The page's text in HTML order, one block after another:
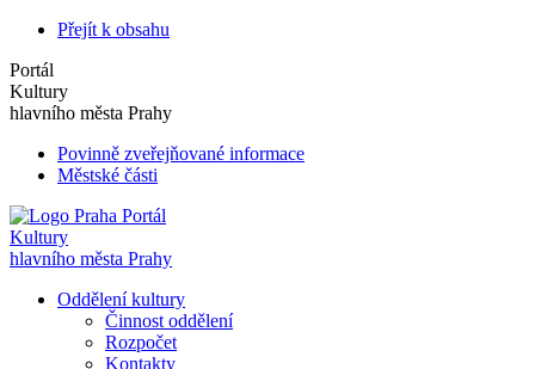
Přejít k obsahu
Portál
Kultury
hlavního města Prahy
Povinně zveřejňované informace
Městské části
Portál
Kultury
hlavního města Prahy
Oddělení kultury
Činnost oddělení
Rozpočet
Kontakty